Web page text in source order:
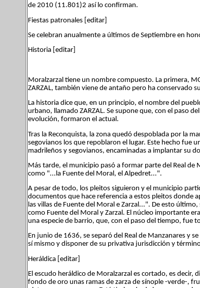
de 2010 (11.801)2 así lo confirman.
Fiestas patronales [editar]
Se celebran anualmente a últimos de Septiembre en
Historia [editar]
Moralzarzal tiene un nombre compuesto. La primera,
ZARZAL, también viene de antaño pero ha conservado
La historia dice que, en un principio, el nombre del
urbano, llamado ZARZAL. Se supone que, con el paso
evolución, formaron el actual.
Tras la Reconquista, la zona quedó despoblada por la
segovianos los que repoblaron el lugar. Este hecho fue
madrileños y segovianos, encaminadas a implantar su
Más tarde, el municipio pasó a formar parte del Real de
como "...la Fuente del Moral, el Alpedret...".
A pesar de todo, los pleitos siguieron y el municipio
documentos que hace referencia a estos pleitos donde
las villas de Fuente del Moral e Zarzal...". De esto
como Fuente del Moral y Zarzal. El núcleo importante
una especie de barrio, que, con el paso del tiempo, fue
En junio de 1636, se separó del Real de Manzanares y
sí mismo y disponer de su privativa jurisdicción y
Heráldica [editar]
El escudo heráldico de Moralzarzal es cortado, es
fondo de oro unas ramas de zarza de sínople -verde-,